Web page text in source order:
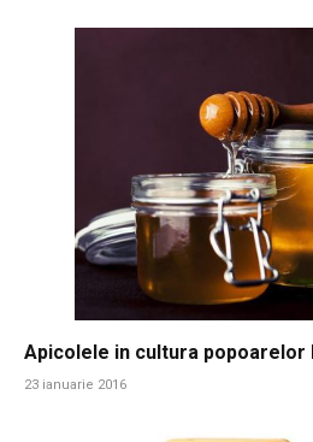
Apicolele in cultura popoarelor
23 ianuarie 2016